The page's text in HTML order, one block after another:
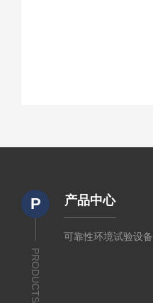
P
PRODUCTS
产品中心
可靠性环境试验设备